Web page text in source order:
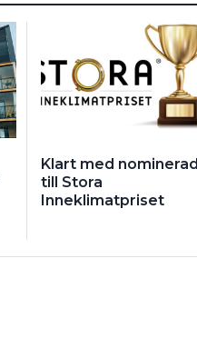
Klart med
till Stora
Inneklimatpriset